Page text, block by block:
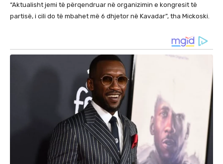
“Aktualisht jemi të përqendruar në organizimin e kongresit të
partisë, i cili do të mbahet më 6 dhjetor në Kavadar”, tha Mickoski.